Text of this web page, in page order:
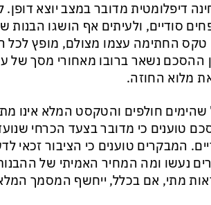
דיפלומטית מדובר במצב יוצא
סודיים, ולעיתים אף הושגו
טקס החתימה עצמו מצולם, מופץ לכל
ההסכם נשאר ברובו מאחורי מסך של
מלוא החוזה.
שהימים חולפים והטקסט המלא אינו
טוענים כי מדובר בצעד הכרחי
המבקרים טוענים כי הציבור זכאי
נעשו ומה המחיר האמיתי של
מתי, אם בכלל, ייחשף המסמך